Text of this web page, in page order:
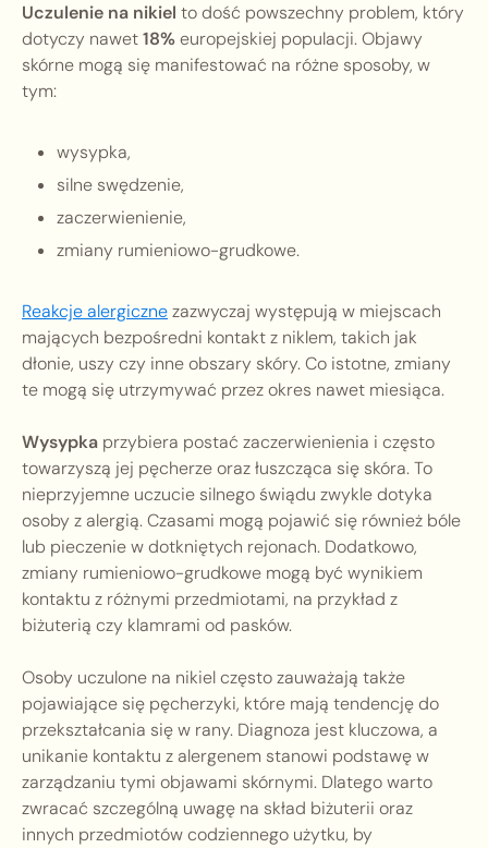
Uczulenie na nikiel to dość powszechny problem, który
dotyczy nawet18%europejskiej populacji. Objawy
skórne mogą się manifestować na różne sposoby, w
tym:
wysypka,
silne swędzenie,
zaczerwienienie,
zmiany rumieniowo-grudkowe.
Reakcje alergicznezazwyczaj występują w miejscach
mających bezpośredni kontakt z niklem, takich jak
dłonie, uszy czy inne obszary skóry. Co istotne, zmiany
te mogą się utrzymywać przez okres nawet miesiąca.
Wysypka przybiera postać zaczerwienienia i często
towarzyszą jej pęcherze oraz łuszcząca się skóra. To
nieprzyjemne uczucie silnego świądu zwykle dotyka
osoby z alergią. Czasami mogą pojawić się również bóle
lub pieczenie w dotkniętych rejonach. Dodatkowo,
zmiany rumieniowo-grudkowe mogą być wynikiem
kontaktu z różnymi przedmiotami, na przykład z
biżuterią czy klamrami od pasków.
Osoby uczulone na nikiel często zauważają także
pojawiające się pęcherzyki, które mają tendencję do
przekształcania się w rany. Diagnoza jest kluczowa, a
unikanie kontaktu z alergenem stanowi podstawę w
zarządzaniu tymi objawami skórnymi. Dlatego warto
zwracać szczególną uwagę na skład biżuterii oraz
innych przedmiotów codziennego użytku, by